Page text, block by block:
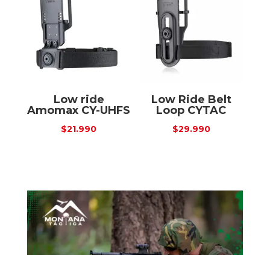
Low ride
$21.990
Low Ride Belt
$ 29.990